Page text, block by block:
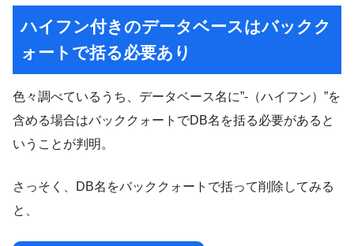
ハイフン付きのデータベースはバックク
ォートで括る必要あり
色々調べているうち、データベース名に”-（ハイフン）”を
含める場合はバッククォートでDB名を括る必要があると
いうことが判明。
さっそく、DB名をバッククォートで括って削除してみる
と、